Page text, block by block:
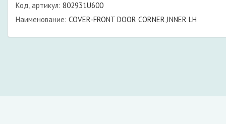
Код, артикул: 802931U600
Наименование: COVER-FRONT DOOR CORNER,INNER LH